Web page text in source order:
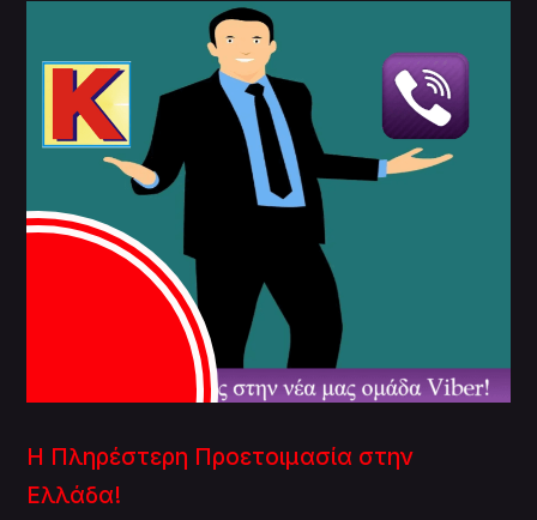
Η Πληρέστερη Προετοιμασία στην
Ελλάδα!